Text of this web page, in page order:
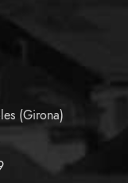
(Girona)